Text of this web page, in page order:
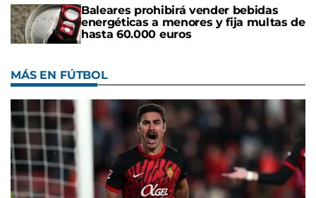
Baleares prohibirá vender bebidas
energéticas a menores y fija multas de
hasta 60.000 euros
MÁS EN FÚTBOL